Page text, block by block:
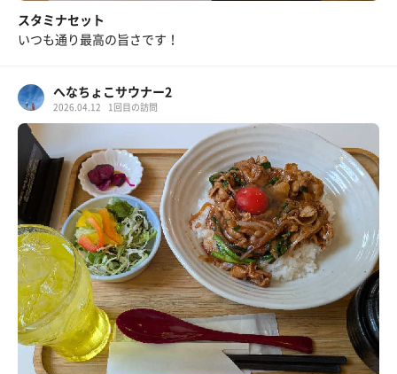
スタミナセット
いつも通り最高の旨さです！
へなちょこサウナー2
2026.04.12 1回目の訪問